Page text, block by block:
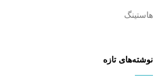
هاستینگ
نوشته‌های تازه